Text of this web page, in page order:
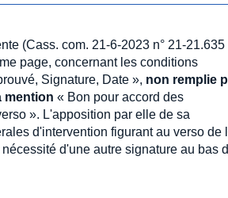
(Cass. com. 21-6-2023 n° 21-21.635
page, concernant les conditions
Signature, Date », non remplie
mention « Bon pour accord des
». L'apposition par elle de sa
d'intervention figurant au verso de
d'une autre signature au bas